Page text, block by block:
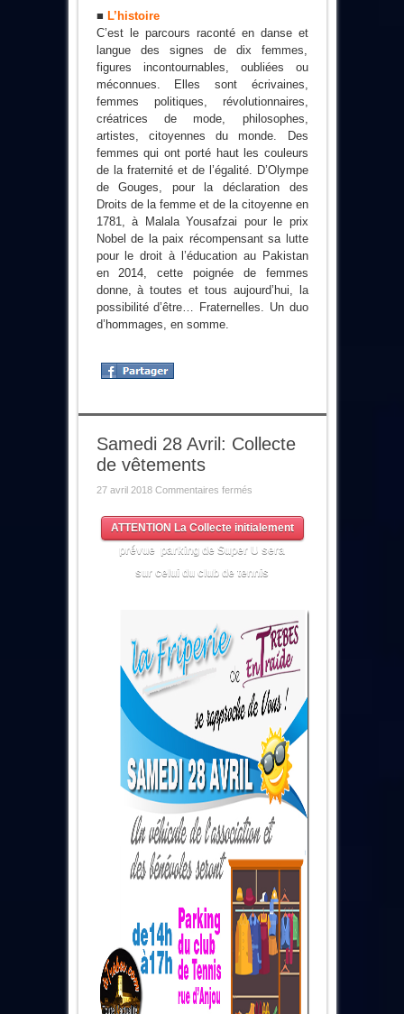
■ L’histoire
C’est le parcours raconté en danse et
langue des signes de dix femmes,
figures incontournables, oubliées ou
méconnues. Elles sont écrivaines,
femmes politiques, révolutionnaires,
créatrices de mode, philosophes,
artistes, citoyennes du monde. Des
femmes qui ont porté haut les couleurs
de la fraternité et de l’égalité. D’Olympe
de Gouges, pour la déclaration des
Droits de la femme et de la citoyenne en
1781, à Malala Yousafzai pour le prix
Nobel de la paix récompensant sa lutte
pour le droit à l’éducation au Pakistan
en 2014, cette poignée de femmes
donne, à toutes et tous aujourd’hui, la
possibilité d’être… Fraternelles. Un duo
d’hommages, en somme.
Samedi 28 Avril: Collecte
de vêtements
27 avril 2018 Commentaires ferméssur
Avril:
Collecte
de
vêtements
ATTENTION La Collecte initialement
prévue parking de Super U sera
sur celui du club de tennis